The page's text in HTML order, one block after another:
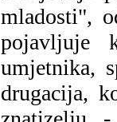
mladosti",
pojavljuje
umjetnika,
drugacija,